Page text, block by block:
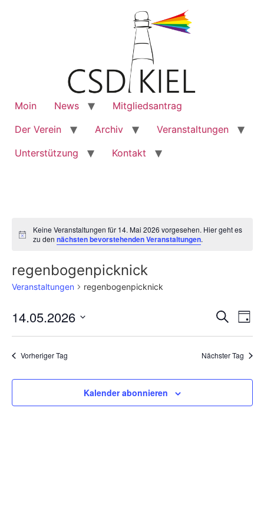
Moin News
Mitgliedsantrag
Der Verein
Archiv
Veranstaltungen
Unterstützung
Kontakt
Notice
Keine Veranstaltungen für 14. Mai 2026 vorgesehen. Hier geht es
zu den nächsten bevorstehenden Veranstaltungen.
regenbogenpicknick
Veranstaltungen regenbogenpicknick
und
SucheTag
14.05.2026
wählen.
Vorheriger Tag Nächster Tag
Kalender abonnieren